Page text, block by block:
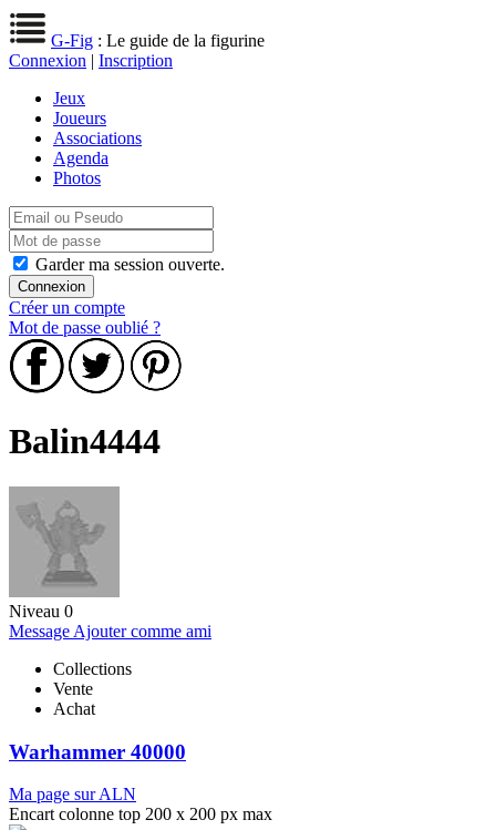
G-Fig : Le guide de la figurine
Connexion | Inscription
Jeux
Joueurs
Associations
Agenda
Photos
Garder ma session ouverte.
Créer un compte
Mot de passe oublié ?
Balin4444
Niveau 0
Message Ajouter comme ami
Collections
Vente
Achat
Warhammer 40000
Ma page sur ALN
Encart colonne top 200 x 200 px max